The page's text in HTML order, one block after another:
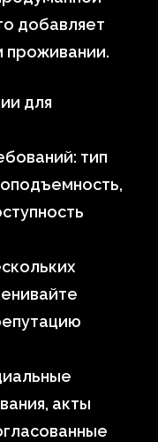
добавляет
проживании.
для
тип
акты